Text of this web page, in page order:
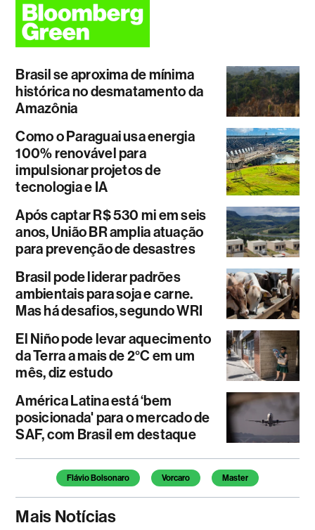
Brasil se aproxima de mínima
histórica no desmatamento da
Amazônia
Como o Paraguai usa energia
100% renovável para
impulsionar projetos de
tecnologia e IA
Após captar R$ 530 mi em seis
anos, União BR amplia atuação
para prevenção de desastres
Brasil pode liderar padrões
ambientais para soja e carne.
Mas há desafios, segundo WRI
El Niño pode levar aquecimento
da Terra a mais de 2°C em um
mês, diz estudo
América Latina está ‘bem
posicionada' para o mercado de
SAF, com Brasil em destaque
Temas deste artigo
Flávio Bolsonaro Vorcaro Master
Mais Notícias